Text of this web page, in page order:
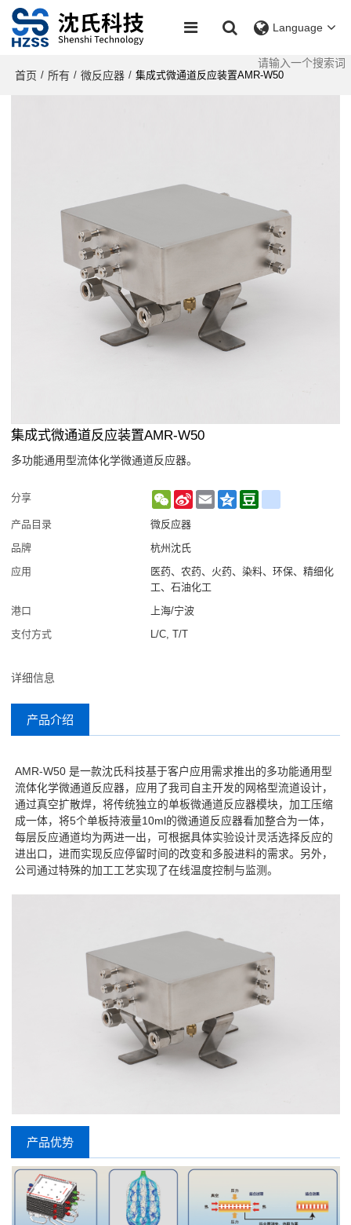
Language
首页 / 所有 / 微反应器 / 集成式微通道反应装置AMR-W50
集成式微通道反应装置AMR-W50
多功能通用型流体化学微通道反应器。
分享 WeChat
Sina
Weibo
Email Qzone
产品目录
微反应器
品牌
杭州沈氏
应用
医药、农药、火药、染料、环保、精细化
工、石油化工
港口
上海/宁波
支付方式
L/C, T/T
详细信息
产品介绍
AMR-W50 是一款沈氏科技基于客户应用需求推出的多功能通用型
流体化学微通道反应器，应用了我司自主开发的网格型流道设计，
通过真空扩散焊，将传统独立的单板微通道反应器模块，加工压缩
成一体，将5个单板持液量10ml的微通道反应器看加整合为一体，
每层反应通道均为两进一出，可根据具体实验设计灵活选择反应的
进出口，进而实现反应停留时间的改变和多股进料的需求。另外，
公司通过特殊的加工工艺实现了在线温度控制与监测。
产品优势